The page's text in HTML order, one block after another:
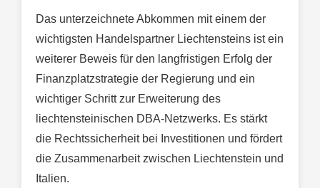
Das unterzeichnete Abkommen mit einem der
wichtigsten Handelspartner Liechtensteins ist ein
weiterer Beweis für den langfristigen Erfolg der
Finanzplatzstrategie der Regierung und ein
wichtiger Schritt zur Erweiterung des
liechtensteinischen DBA-Netzwerks. Es stärkt
die Rechtssicherheit bei Investitionen und fördert
die Zusammenarbeit zwischen Liechtenstein und
Italien.